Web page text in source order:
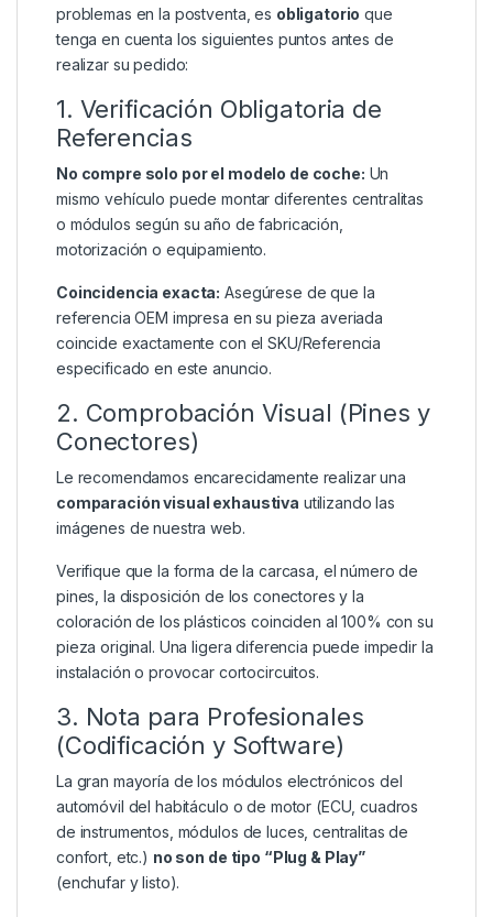
problemas en la postventa, es obligatorio que
tenga en cuenta los siguientes puntos antes de
realizar su pedido:
1. Verificación Obligatoria de
Referencias
No compre solo por el modelo de coche: Un
mismo vehículo puede montar diferentes centralitas
o módulos según su año de fabricación,
motorización o equipamiento.
Coincidencia exacta: Asegúrese de que la
referencia OEM impresa en su pieza averiada
coincide exactamente con el SKU/Referencia
especificado en este anuncio.
2. Comprobación Visual (Pines y
Conectores)
Le recomendamos encarecidamente realizar una
comparación visual exhaustiva utilizando las
imágenes de nuestra web.
Verifique que la forma de la carcasa, el número de
pines, la disposición de los conectores y la
coloración de los plásticos coinciden al 100% con su
pieza original. Una ligera diferencia puede impedir la
instalación o provocar cortocircuitos.
3. Nota para Profesionales
(Codificación y Software)
La gran mayoría de los módulos electrónicos del
automóvil del habitáculo o de motor (ECU, cuadros
de instrumentos, módulos de luces, centralitas de
confort, etc.) no son de tipo “Plug & Play”
(enchufar y listo).